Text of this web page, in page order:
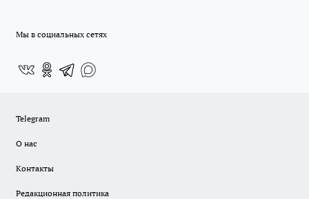
Мы в социальных сетях
Telegram
О нас
Контакты
Редакционная политика